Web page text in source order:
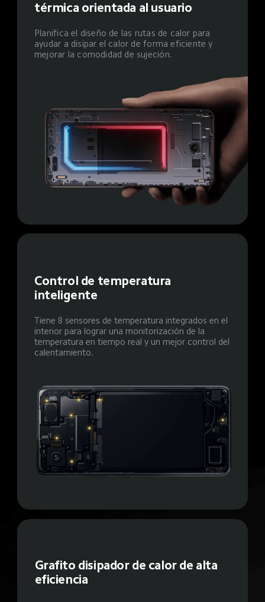
térmica orientada al usuario
Planifica el diseño de las rutas de calor para
ayudar a disipar el calor de forma eficiente y
mejorar la comodidad de sujeción.
Control de temperatura
inteligente
Tiene 8 sensores de temperatura integrados en el
interior para lograr una monitorización de la
temperatura en tiempo real y un mejor control del
calentamiento.
Grafito disipador de calor de alta
eficiencia